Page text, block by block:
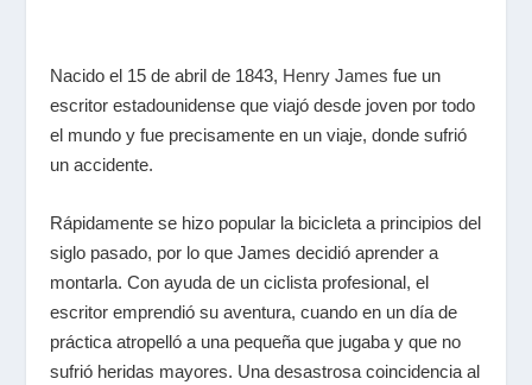
Nacido el 15 de abril de 1843, Henry James fue un
escritor estadounidense que viajó desde joven por todo
el mundo y fue precisamente en un viaje, donde sufrió
un accidente.
Rápidamente se hizo popular la bicicleta a principios del
siglo pasado, por lo que James decidió aprender a
montarla. Con ayuda de un ciclista profesional, el
escritor emprendió su aventura, cuando en un día de
práctica atropelló a una pequeña que jugaba y que no
sufrió heridas mayores. Una desastrosa coincidencia al